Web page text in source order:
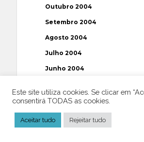
Outubro 2004
Setembro 2004
Agosto 2004
Julho 2004
Junho 2004
Abril 2004
Março 2004
Este site utiliza cookies. Se clicar em
consentirá TODAS as cookies.
Aceitar tudo Rejeitar tudo